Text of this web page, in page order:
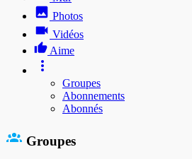
Photos
Vidéos
Aime
Groupes
Abonnements
Abonnés
Groupes